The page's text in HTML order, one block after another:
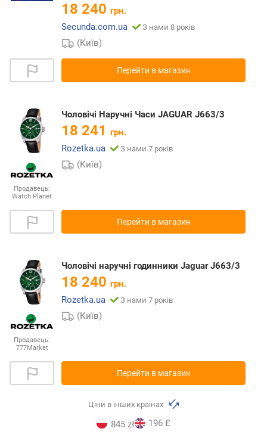
18 240 грн.
Secunda.com.ua
З нами 8 років
(Київ)
Перейти в магазин
Продавець:
Watch Planet
Чоловічі Наручні Часи JAGUAR J663/3
18 241 грн.
Rozetka.ua
З нами 7 років
(Київ)
Перейти в магазин
Продавець:
777Market
Чоловічі наручні годинники Jaguar J663/3
18 240 грн.
Rozetka.ua
З нами 7 років
(Київ)
Перейти в магазин
Ціни в інших країнах
845 zł 196 £